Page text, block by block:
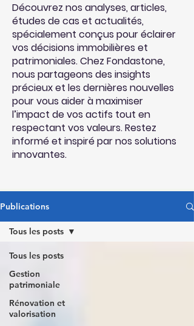
Découvrez nos analyses, articles,
études de cas et actualités,
spécialement conçus pour éclairer
vos décisions immobilières et
patrimoniales. Chez Fondastone,
nous partageons des insights
précieux et les dernières nouvelles
pour vous aider à maximiser
l’impact de vos actifs tout en
respectant vos valeurs. Restez
informé et inspiré par nos solutions
innovantes.
Publications
Tous les posts
Gestion
patrimoniale
Rénovation et
valorisation
Tous les posts